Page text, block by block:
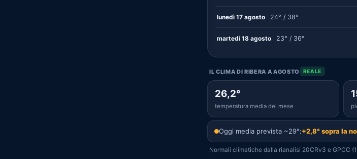
lunedì 17 agosto 24° / 38°
martedì 18 agosto 23° / 36°
IL CLIMA DI RIBERA A AGOSTO REALE
26,2°
temperatura media del mese
Oggi media prevista ~29°:+2,8° sopra la
Normali climatiche dalla rianalisi 20CRv3 e GPCC